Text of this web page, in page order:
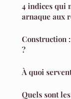
4 indices qui
arnaque aux
Construction
?
À quoi
Quels sont